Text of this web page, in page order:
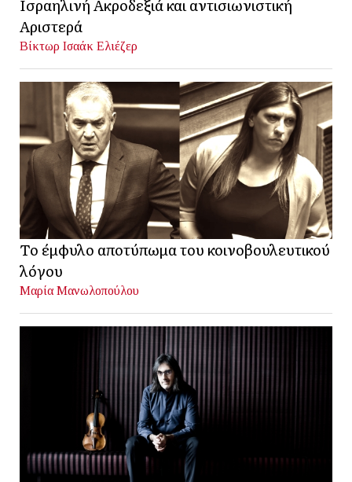
Ισραηλινή Ακροδεξιά και αντισιωνιστική
Αριστερά
Βίκτωρ Ισαάκ Ελιέζερ
Το έμφυλο αποτύπωμα του κοινοβουλευτικού
λόγου
Μαρία Μανωλοπούλου